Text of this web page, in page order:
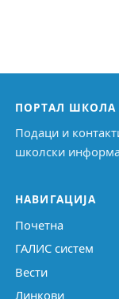
ПОРТАЛ ШКОЛА
Подаци и
школски
НАВИГАЦИЈА
Почетна
ГАЛИС систем
Вести
Линкови